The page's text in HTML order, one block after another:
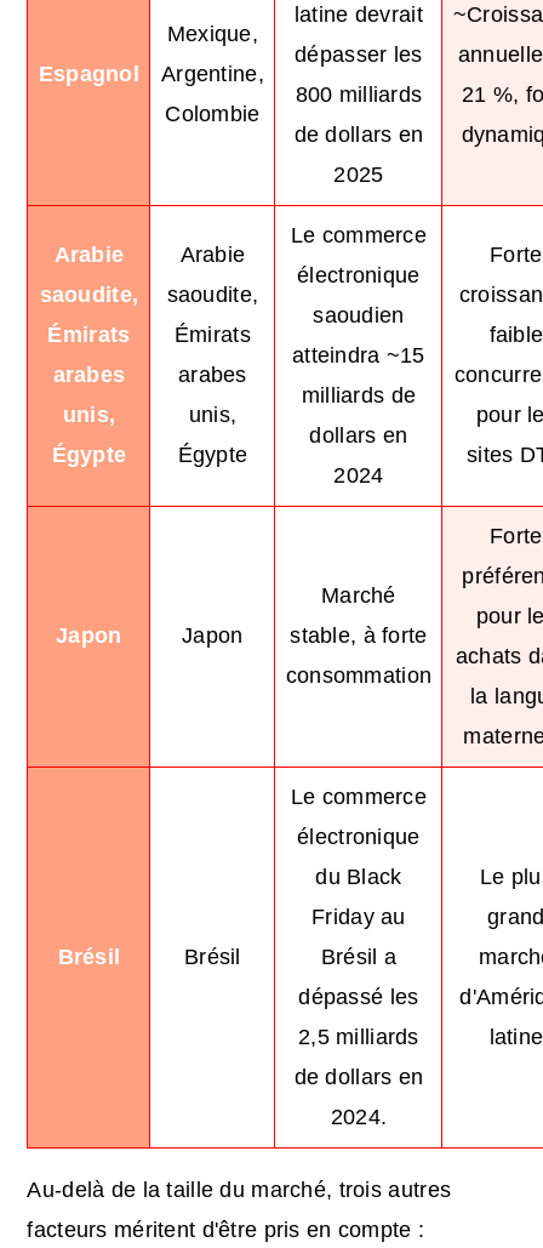
Espagnol
Mexique,
Argentine,
Colombie
latine devrait
dépasser les
800 milliards
de dollars en
2025
21 %,
Arabie
saoudite,
Émirats
arabes
unis,
Égypte
Arabie
saoudite,
Émirats
arabes
unis,
Égypte
Le commerce
électronique
saoudien
atteindra ~15
milliards de
dollars en
2024
Forte
faible
pour
sites
Japon Japon
Marché
stable, à forte
consommation
Forte
pour
achats
la
Brésil Brésil
Le commerce
électronique
du Black
Friday au
Brésil a
dépassé les
2,5 milliards
de dollars en
2024.
Le
latine
Au-delà de la taille du marché, trois autres
facteurs méritent d'être pris en compte :